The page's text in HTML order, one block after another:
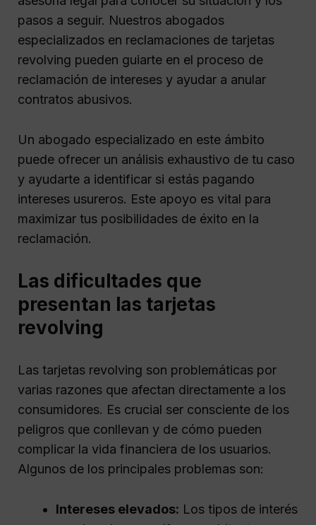
pasos a seguir. Nuestros abogados
especializados en reclamaciones de tarjetas
revolving pueden guiarte en el proceso de
reclamación de intereses y ayudar a anular
contratos abusivos.
Un abogado especializado en este ámbito
puede ofrecer un análisis exhaustivo de tu caso
y ayudarte a identificar si estás pagando
intereses usureros. Este apoyo es vital para
maximizar tus posibilidades de éxito en la
reclamación.
Las dificultades que
presentan las tarjetas
revolving
Las tarjetas revolving son problemáticas por
varias razones que afectan directamente a los
consumidores. Es crucial ser consciente de los
peligros que conllevan y de cómo pueden
complicar la vida financiera de los usuarios.
Algunos de los principales problemas son:
Intereses elevados: Los tipos de interés